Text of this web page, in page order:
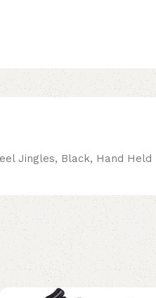
Jingles, Black, Hand Held